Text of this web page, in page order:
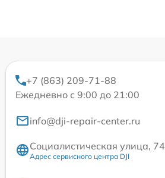
+7 (863) 209-71-88
Ежедневно с 9:00 до 21:00
info@dji-repair-center.ru
Социалистическая улица, 74
Адрес сервисного центра DJI